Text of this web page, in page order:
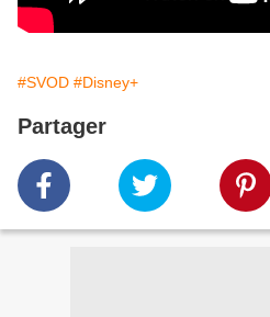
#SVOD #Disney+
Partager